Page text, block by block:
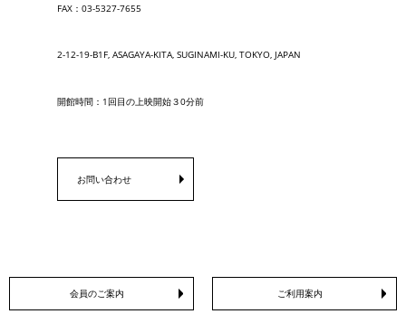
FAX：03-5327-7655
2-12-19-B1F, ASAGAYA-KITA, SUGINAMI-KU, TOKYO, JAPAN
開館時間：1回目の上映開始３0分前
お問い合わせ
会員のご案内 ご利用案内